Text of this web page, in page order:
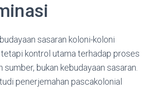
sasaran koloni-koloni
kontrol utama terhadap proses
bukan kebudayaan sasaran.
penerjemahan pascakolonial